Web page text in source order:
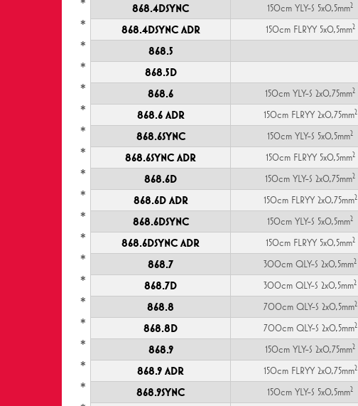
868.4DSYNC
* 150cm YLY-S 5x0,5mm2
868.4DSYNC ADR
* 150cm FLRYY 5x0,5mm2
868.5
*
868.5D
*
868.6
* 150cm YLY-S 2x0,75mm2
868.6 ADR
* 150cm FLRYY 2x0,75mm2
868.6SYNC
* 150cm YLY-S 5x0,5mm2
868.6SYNC ADR
* 150cm FLRYY 5x0,5mm2
868.6D
* 150cm YLY-S 2x0,75mm2
868.6D ADR
* 150cm FLRYY 2x0,75mm2
868.6DSYNC
* 150cm YLY-S 5x0,5mm2
868.6DSYNC ADR
* 150cm FLRYY 5x0,5mm2
868.7
* 300cm QLY-S 2x0,5mm2
868.7D
* 300cm QLY-S 2x0,5mm2
868.8
* 700cm QLY-S 2x0,5mm2
868.8D
* 700cm QLY-S 2x0,5mm2
868.9
* 150cm YLY-S 2x0,75mm2
868.9 ADR
* 150cm FLRYY 2x0,75mm2
868.9SYNC
* 150cm YLY-S 5x0,5mm2